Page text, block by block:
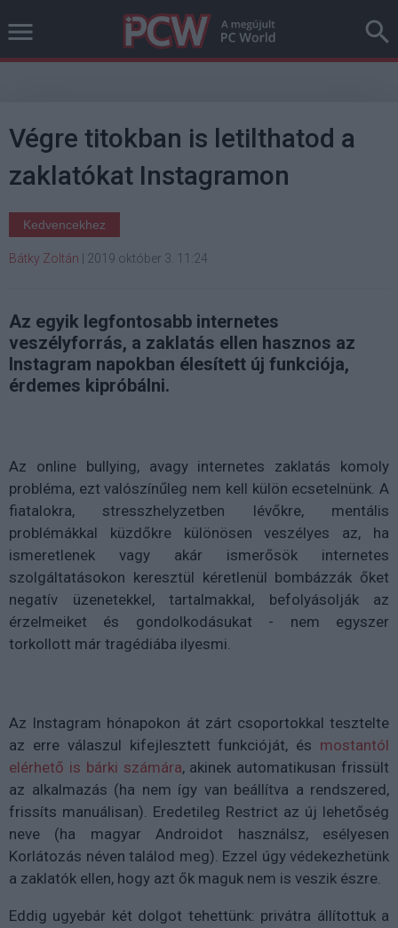
Végre titokban is letilthatod a
zaklatókat Instagramon
Kedvencekhez
Bátky Zoltán 2019 október 3. 11:24
Az egyik legfontosabb internetes
veszélyforrás, a zaklatás ellen hasznos az
Instagram napokban élesített új funkciója,
érdemes kipróbálni.
Az online bullying, avagy internetes zaklatás komoly
probléma, ezt valószínűleg nem kell külön ecsetelnünk. A
fiatalokra, stresszhelyzetben lévőkre, mentális
problémákkal küzdőkre különösen veszélyes az, ha
ismeretlenek vagy akár ismerősök internetes
szolgáltatásokon keresztül kéretlenül bombázzák őket
negatív üzenetekkel, tartalmakkal, befolyásolják az
érzelmeiket és gondolkodásukat - nem egyszer
torkollott már tragédiába ilyesmi.
Az Instagram hónapokon át zárt csoportokkal tesztelte
az erre válaszul kifejlesztett funkcióját, és mostantól
elérhető is bárki számára, akinek automatikusan frissült
az alkalmazás (ha nem így van beállítva a rendszered,
frissíts manuálisan). Eredetileg Restrict az új lehetőség
neve (ha magyar Androidot használsz, esélyesen
Korlátozás néven találod meg). Ezzel úgy védekezhetünk
a zaklatók ellen, hogy azt ők maguk nem is veszik észre.
Eddig ugyebár két dolgot tehettünk: privátra állítottuk a